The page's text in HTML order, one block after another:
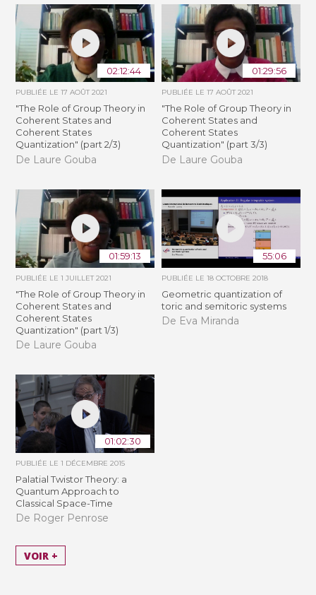
02:12:44
PUBLIÉE LE17 AOÛT 2021
"The Role of Group Theory in
Coherent States and
Coherent States
Quantization" (part 2/3)
De Laure Gouba
01:29:56
PUBLIÉE LE 17 AOÛT 2021
"The Role of Group Theory in
Coherent States and
Coherent States
Quantization" (part 3/3)
De Laure Gouba
01:59:13
PUBLIÉE LE1 JUILLET 2021
"The Role of Group Theory in
Coherent States and
Coherent States
Quantization" (part 1/3)
De Laure Gouba
55:06
PUBLIÉE LE 18 OCTOBRE 2018
Geometric quantization of
toric and semitoric systems
De Eva Miranda
01:02:30
PUBLIÉE LE1 DÉCEMBRE 2015
Palatial Twistor Theory: a
Quantum Approach to
Classical Space-Time
De Roger Penrose
VOIR +